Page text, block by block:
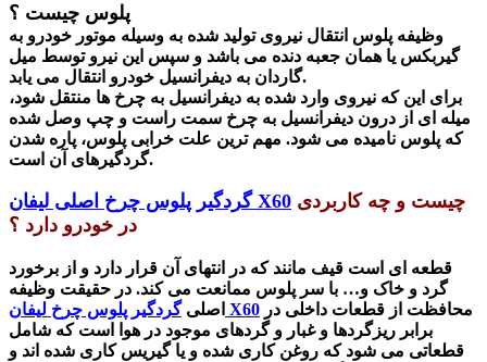
پلوس چیست ؟
وظیفه پلوس انتقال نیروی تولید شده به وسیله موتور خودرو به
گیربکس یا همان جعبه دنده می باشد و سپس این نیرو توسط میل
گاردان به دیفرانسیل خودرو انتقال می یابد.
برای این که نیروی وارد شده به دیفرانسیل به چرخ ها منتقل شود،
میله ای از درون دیفرانسیل به چرخ سمت راست و چپ وصل شده
که پلوس نامیده می شود. مهم ترین علت خرابی پلوس، پاره شدن
گردگیرهای آن است.
گردگیر پلوس چرخ اصلی لیفان X60
در خودرو دارد ؟
قطعه ای است قیف مانند که در انتهای آن قرار دارد و از برخورد
گرد و خاک و… با سر پلوس‌ ممانعت می کند. در حقیقت وظیفه
اصلی گردگیر پلوس چرخ لیفان X60
برابر ریزگردها و غبار و گردهای موجود در هوا است که شامل
قطعاتی می شود که روغن کاری شده و یا گیریس کاری شده اند و